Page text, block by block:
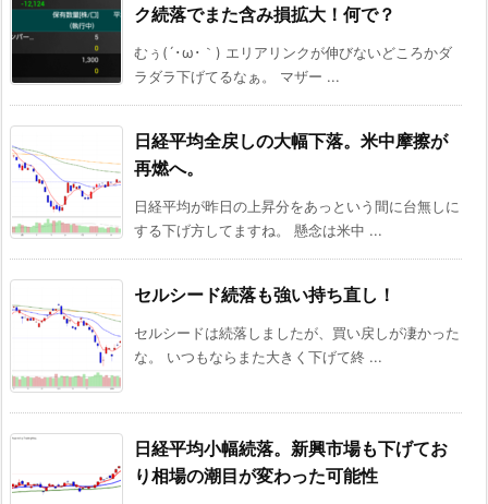
ク続落でまた含み損拡大！何で？
むぅ(´･ω･｀) エリアリンクが伸びないどころかダ
ラダラ下げてるなぁ。 マザー ...
日経平均全戻しの大幅下落。米中摩擦が
再燃へ。
日経平均が昨日の上昇分をあっという間に台無しに
する下げ方してますね。 懸念は米中 ...
セルシード続落も強い持ち直し！
セルシードは続落しましたが、買い戻しが凄かった
な。 いつもならまた大きく下げて終 ...
日経平均小幅続落。新興市場も下げてお
り相場の潮目が変わった可能性